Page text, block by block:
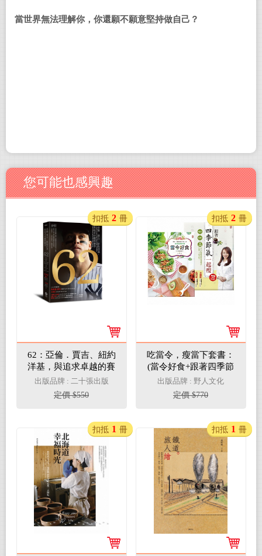
當世界無法理解你，你還願不願意堅持做自己？
您可能也感興趣
62：亞倫．賈吉、紐約
洋基，與追求卓越的賽
季（2024美國聯盟年度
MVP燙金進化版）
出版品牌 : 二十張出版
定價 $550
扣抵 2 冊
吃當令，瘦當下套書：
(當令好食+跟著四季節
氣一起瘦)
出版品牌 : 野人文化
定價 $770
扣抵 2 冊
扣抵 1 冊 扣抵 1 冊